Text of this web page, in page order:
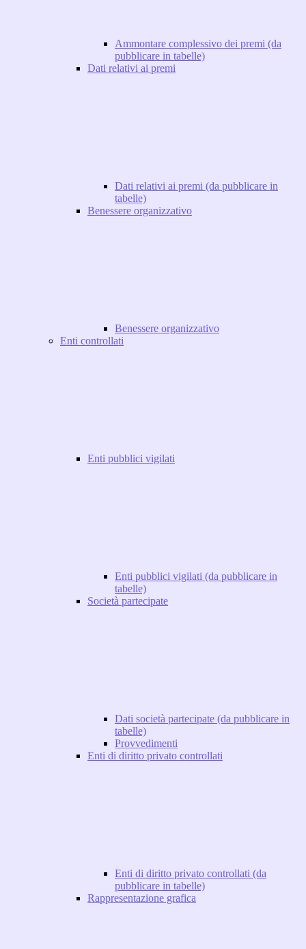
Ammontare complessivo dei premi (da
pubblicare in tabelle)
Dati relativi ai premi
Dati relativi ai premi (da pubblicare in
tabelle)
Benessere organizzativo
Benessere organizzativo
Enti controllati
Enti pubblici vigilati
Enti pubblici vigilati (da pubblicare in
tabelle)
Società partecipate
Dati società partecipate (da pubblicare in
tabelle)
Provvedimenti
Enti di diritto privato controllati
Enti di diritto privato controllati (da
pubblicare in tabelle)
Rappresentazione grafica